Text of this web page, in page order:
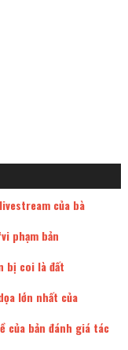
của bà
phạm bản
bị coi là đất
lớn nhất của
của bản đánh giá tác